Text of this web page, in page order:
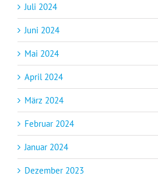
Juli 2024
Juni 2024
Mai 2024
April 2024
März 2024
Februar 2024
Januar 2024
Dezember 2023